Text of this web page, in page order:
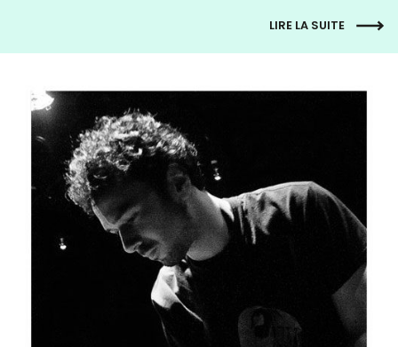
LIRE LA SUITE